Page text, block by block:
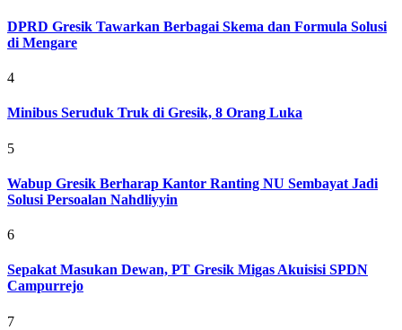
DPRD Gresik Tawarkan Berbagai Skema dan Formula Solusi
di Mengare
4
Minibus Seruduk Truk di Gresik, 8 Orang Luka
5
Wabup Gresik Berharap Kantor Ranting NU Sembayat Jadi
Solusi Persoalan Nahdliyyin
6
Sepakat Masukan Dewan, PT Gresik Migas Akuisisi SPDN
Campurrejo
7